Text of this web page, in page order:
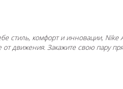
стиль, комфорт и инновации,
от движения. Закажите свою пару